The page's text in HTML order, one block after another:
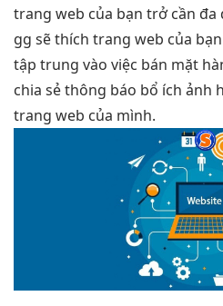
trang web của bạn trở cần đa
gg sẽ thích trang web của
tập trung vào việc bán mặt
chia sẻ thông báo bổ ích ảnh
trang web của mình.